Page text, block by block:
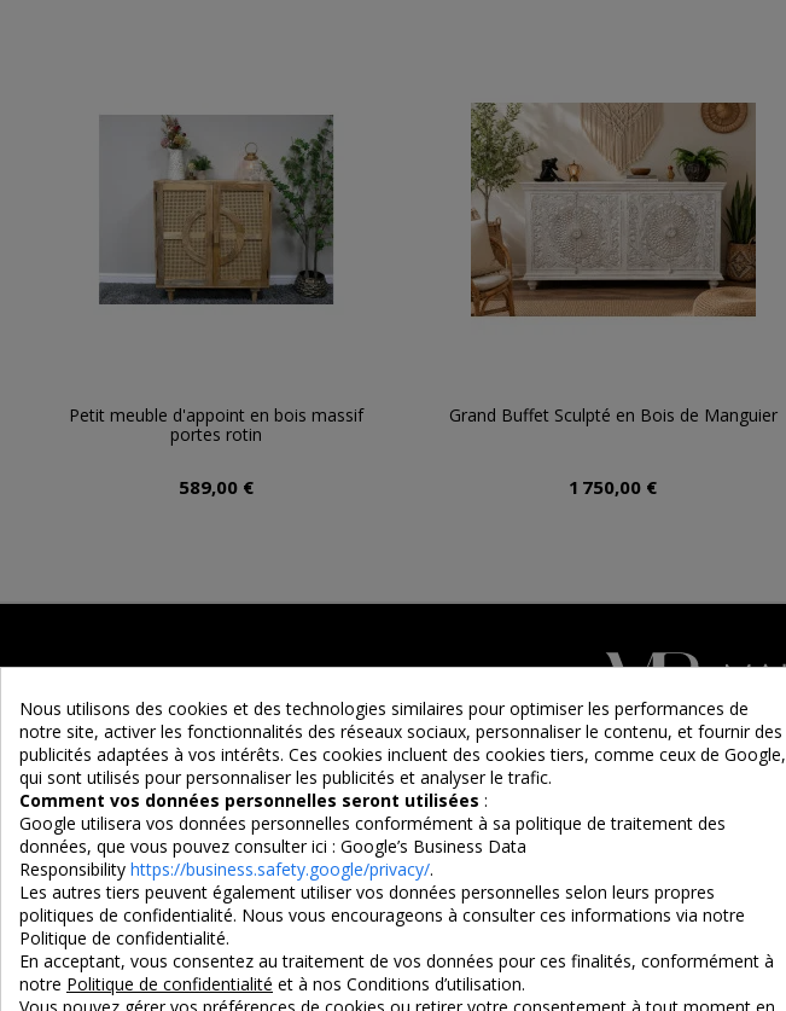
Petit meuble d'appoint en bois massif
portes rotin
589,00 €
Grand Buffet Sculpté en Bois de Manguier
1 750,00 €
Maison d'un Rêve
Adresse :
EURL MAISON D'UN REVE
90 Route d'Ascarat
64220 UHART-CIZE
Tel : 05 59 19 10 38
Informations
Qui sommes-nous ?
Mentions légales
Nos billets
Nous utilisons des cookies et des technologies similaires pour optimiser les performances de
notre site, activer les fonctionnalités des réseaux sociaux, personnaliser le contenu, et fournir des
publicités adaptées à vos intérêts. Ces cookies incluent des cookies tiers, comme ceux de Google,
qui sont utilisés pour personnaliser les publicités et analyser le trafic.
Comment vos données personnelles seront utilisées :
Google utilisera vos données personnelles conformément à sa politique de traitement des
données, que vous pouvez consulter ici : Google’s Business Data
Responsibility https://business.safety.google/privacy/.
Les autres tiers peuvent également utiliser vos données personnelles selon leurs propres
politiques de confidentialité. Nous vous encourageons à consulter ces informations via notre
Politique de confidentialité.
En acceptant, vous consentez au traitement de vos données pour ces finalités, conformément à
notre Politique de confidentialité et à nos Conditions d’utilisation.